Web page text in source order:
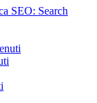
SEO: Search